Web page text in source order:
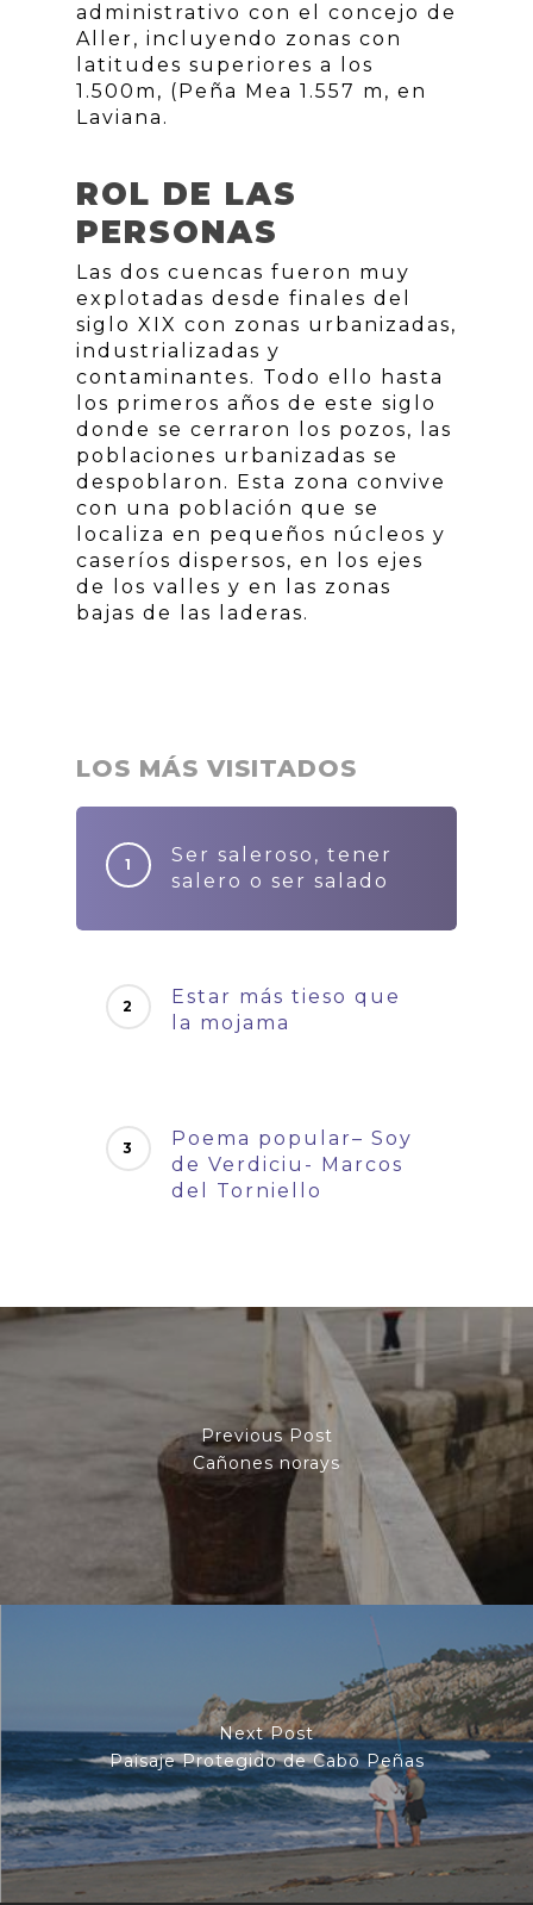
administrativo con el concejo de
Aller, incluyendo zonas con
latitudes superiores a los
1.500m, (Peña Mea 1.557 m, en
Laviana.
ROL DE LAS
PERSONAS
Las dos cuencas fueron muy
explotadas desde finales del
siglo XIX con zonas urbanizadas,
industrializadas y
contaminantes. Todo ello hasta
los primeros años de este siglo
donde se cerraron los pozos, las
poblaciones urbanizadas se
despoblaron. Esta zona convive
con una población que se
localiza en pequeños núcleos y
caseríos dispersos, en los ejes
de los valles y en las zonas
bajas de las laderas.
LOS MÁS VISITADOS
Ser saleroso, tener
salero o ser salado
Estar más tieso que
la mojama
Poema popular– Soy
de Verdiciu- Marcos
del Torniello
Previous Post
Cañones norays
Next Post
Paisaje Protegido de Cabo Peñas